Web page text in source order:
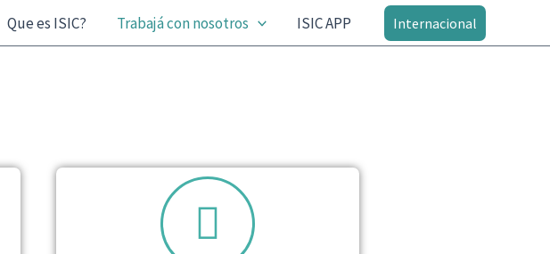
Que es ISIC? Trabajá con nosotros ISIC APP Internacional